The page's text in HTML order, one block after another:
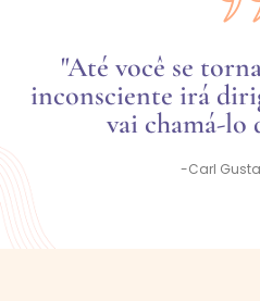
"Até você se
inconsciente irá
vai chamá-lo
-Carl